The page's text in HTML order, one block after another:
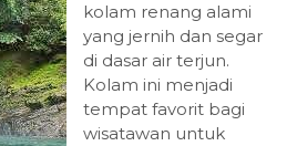
kolam renang alami
yang jernih dan segar
di dasar air terjun.
Kolam ini menjadi
tempat favorit bagi
wisatawan untuk